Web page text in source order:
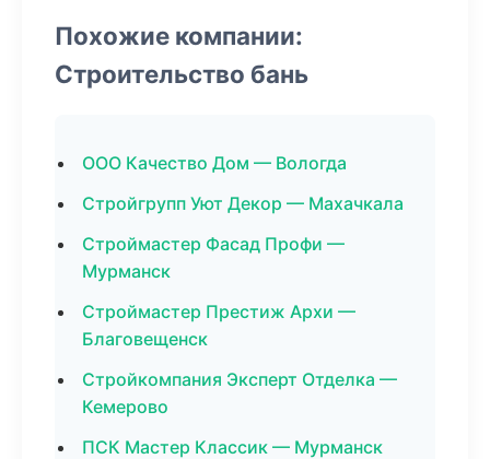
Похожие компании:
Строительство бань
ООО Качество Дом — Вологда
Стройгрупп Уют Декор — Махачкала
Строймастер Фасад Профи —
Мурманск
Строймастер Престиж Архи —
Благовещенск
Стройкомпания Эксперт Отделка —
Кемерово
ПСК Мастер Классик — Мурманск